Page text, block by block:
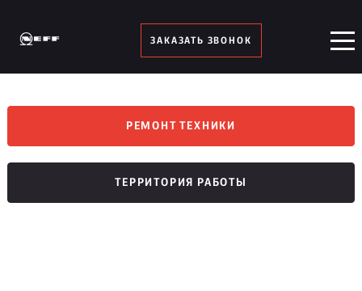
ЗАКАЗАТЬ ЗВОНОК
РЕМОНТ ТЕХНИКИ
ТЕРРИТОРИЯ РАБОТЫ